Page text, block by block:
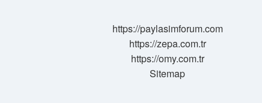
https://paylasimforum.com
https://zepa.com.tr
https://omy.com.tr
Sitemap